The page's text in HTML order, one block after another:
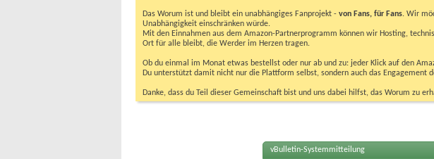
Das Worum ist und bleibt ein unabhängiges Fanprojekt - von Fans, für Fans. Wir
Unabhängigkeit einschränken würde.
Mit den Einnahmen aus dem Amazon-Partnerprogramm können wir Hosting,
Ort für alle bleibt, die Werder im Herzen tragen.
Ob du einmal im Monat etwas bestellst oder nur ab und zu: jeder Klick auf den
Du unterstützt damit nicht nur die Plattform selbst, sondern auch das Engagement
Danke, dass du Teil dieser Gemeinschaft bist und uns dabei hilfst, das Worum zu
vBulletin-Systemmitteilung